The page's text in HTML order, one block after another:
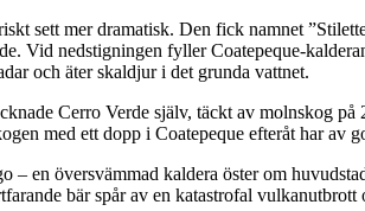
sett mer dramatisk. Den fick namnet
Vid nedstigningen fyller Coatepeque-
och äter skaldjur i det grunda vattnet.
Cerro Verde själv, täckt av molnskog
med ett dopp i Coatepeque efteråt har av
en översvämmad kaldera öster om
bär spår av en katastrofal